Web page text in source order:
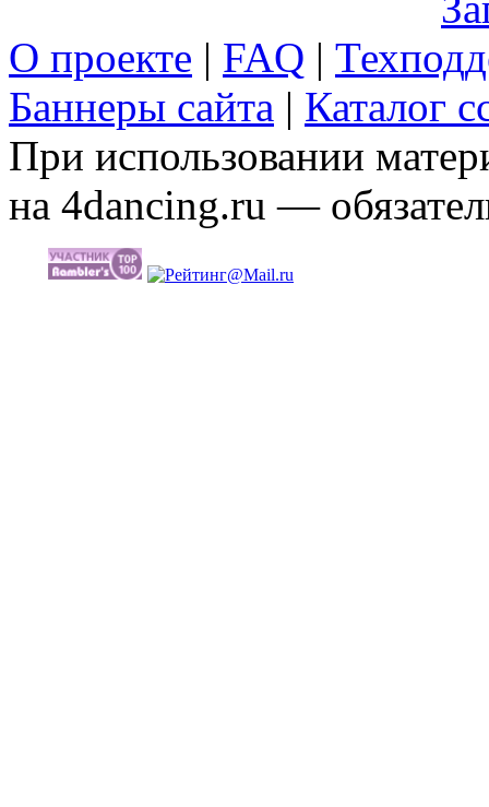
О проекте | FAQ |
Баннеры сайта | Каталог
При использовании
на 4dancing.ru —